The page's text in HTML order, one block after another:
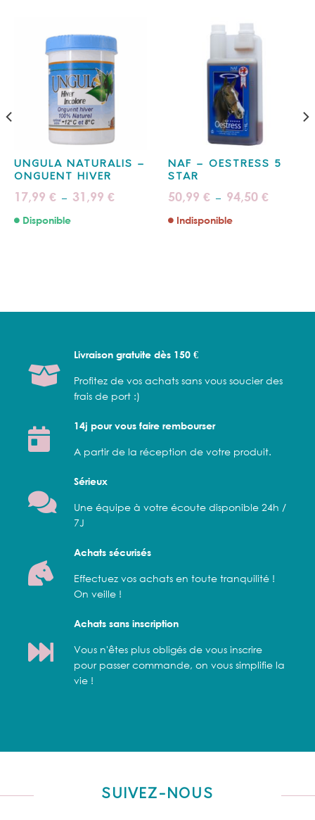
UNGULA NATURALIS –
ONGUENT HIVER
17,99 € – 31,99 €Plage
de
Disponible
NAF – OESTRESS 5
STAR
50,99 € – 94,50 €Plage
de
Indisponible
Livraison gratuite dès 150 €
Profitez de vos achats sans vous soucier des
frais de port :)
14j pour vous faire rembourser
A partir de la réception de votre produit.
Sérieux
Une équipe à votre écoute disponible 24h /
7J
Achats sécurisés
Effectuez vos achats en toute tranquilité !
On veille !
Achats sans inscription
Vous n'êtes plus obligés de vous inscrire
pour passer commande, on vous simplifie la
vie !
SUIVEZ-NOUS